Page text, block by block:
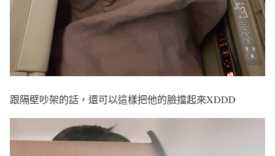
跟隔壁吵架的話，還可以這樣把他的臉擋起來XDDD